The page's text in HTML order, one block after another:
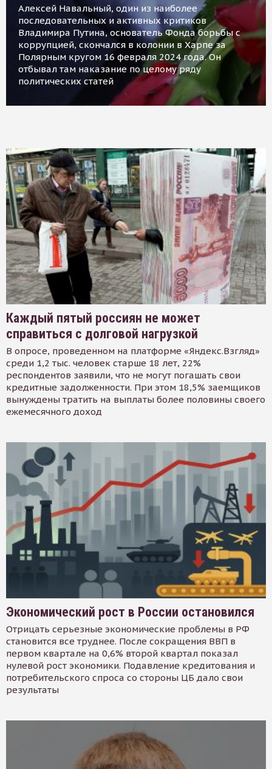
Алексей Навальный, один из наиболее
последовательных и активных критиков
Владимира Путина, основатель Фонда борьбы с
коррупцией, скончался в колонии в Харпе за
Полярным кругом 16 февраля 2024 года. Он
отбывал там наказание по целому ряду
политических статей
Каждый пятый россиян не может
справиться с долговой нагрузкой
В опросе, проведенном на платформе «Яндекс.Взгляд»
среди 1,2 тыс. человек старше 18 лет, 22%
респондентов заявили, что не могут погашать свои
кредитные задолженности. При этом 18,5% заемщиков
вынуждены тратить на выплаты более половины своего
ежемесячного доход
Экономический рост в России остановился
Отрицать серьезные экономические проблемы в РФ
становится все труднее. После сокращения ВВП в
первом квартале на 0,6% второй квартал показал
нулевой рост экономики. Подавление кредитования и
потребительского спроса со стороны ЦБ дало свои
результаты